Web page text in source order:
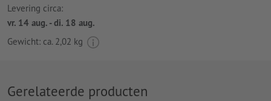
Levering circa:
vr. 14 aug. - di. 18 aug.
Gewicht: ca. 2,02 kg
Gerelateerde producten